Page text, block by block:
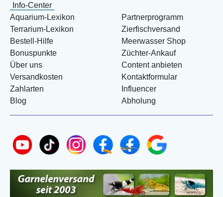
Info-Center
Aquarium-Lexikon
Terrarium-Lexikon
Bestell-Hilfe
Bonuspunkte
Über uns
Versandkosten
Zahlarten
Blog
Partnerprogramm
Zierfischversand
Meerwasser Shop
Züchter-Ankauf
Content anbieten
Kontaktformular
Influencer
Abholung